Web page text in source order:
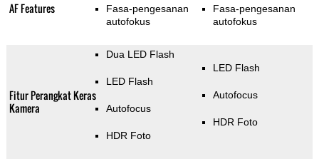
AF Features
Fasa-pengesanan
autofokus
Fasa-pengesanan
autofokus
Fitur Perangkat Keras
Kamera
Dua LED Flash
LED Flash
Autofocus
HDR Foto
LED Flash
Autofocus
HDR Foto